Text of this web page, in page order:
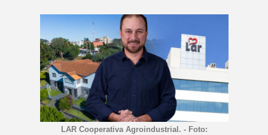
LAR Cooperativa Agroindustrial. - Foto: